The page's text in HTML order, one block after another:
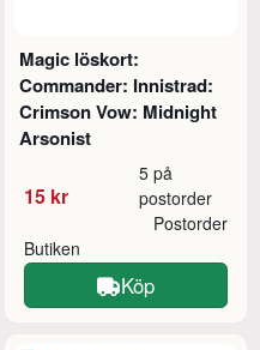
Magic löskort:
Commander: Innistrad:
Crimson Vow: Midnight
Arsonist
15 kr
5 på
postorder
Butiken
Postorder
Köp